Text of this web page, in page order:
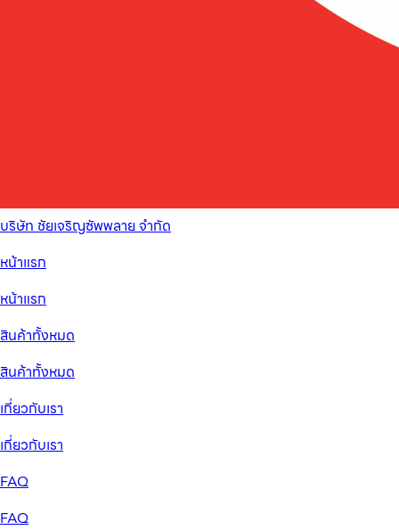
บริษัท ชัยเจริญซัพพลาย จำกัด
หน้าแรก
หน้าแรก
สินค้าทั้งหมด
สินค้าทั้งหมด
เกี่ยวกับเรา
เกี่ยวกับเรา
FAQ
FAQ